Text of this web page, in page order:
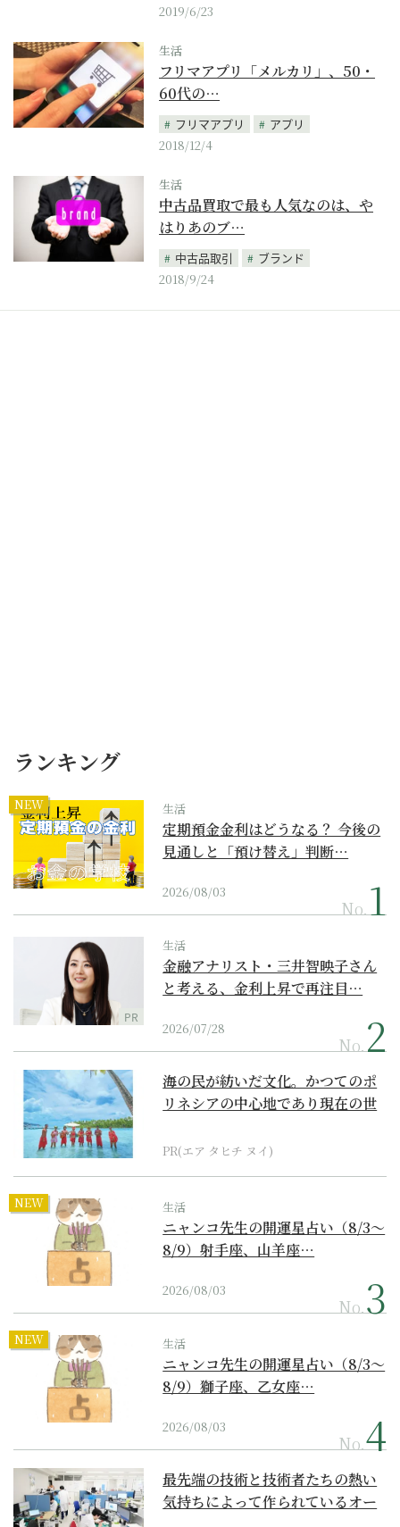
2019/6/23
生活
フリマアプリ「メルカリ」、50・
60代の…
フリマアプリ
アプリ
2018/12/4
生活
中古品買取で最も人気なのは、や
はりあのブ…
中古品取引
ブランド
2018/9/24
ランキング
NEW 生活
定期預金金利はどうなる？ 今後の
見通しと「預け替え」判断…
2026/08/03
No.
PR
生活
金融アナリスト・三井智映子さん
と考える、金利上昇で再注目…
2026/07/28
No.
海の民が紡いだ文化。かつてのポ
リネシアの中心地であり現在の世
PR(エア タヒチ ヌイ)
NEW 生活
ニャンコ先生の開運星占い（8/3～
8/9）射手座、山羊座…
2026/08/03
No.
NEW 生活
ニャンコ先生の開運星占い（8/3～
8/9）獅子座、乙女座…
2026/08/03
No.
最先端の技術と技術者たちの熱い
気持ちによって作られているオー